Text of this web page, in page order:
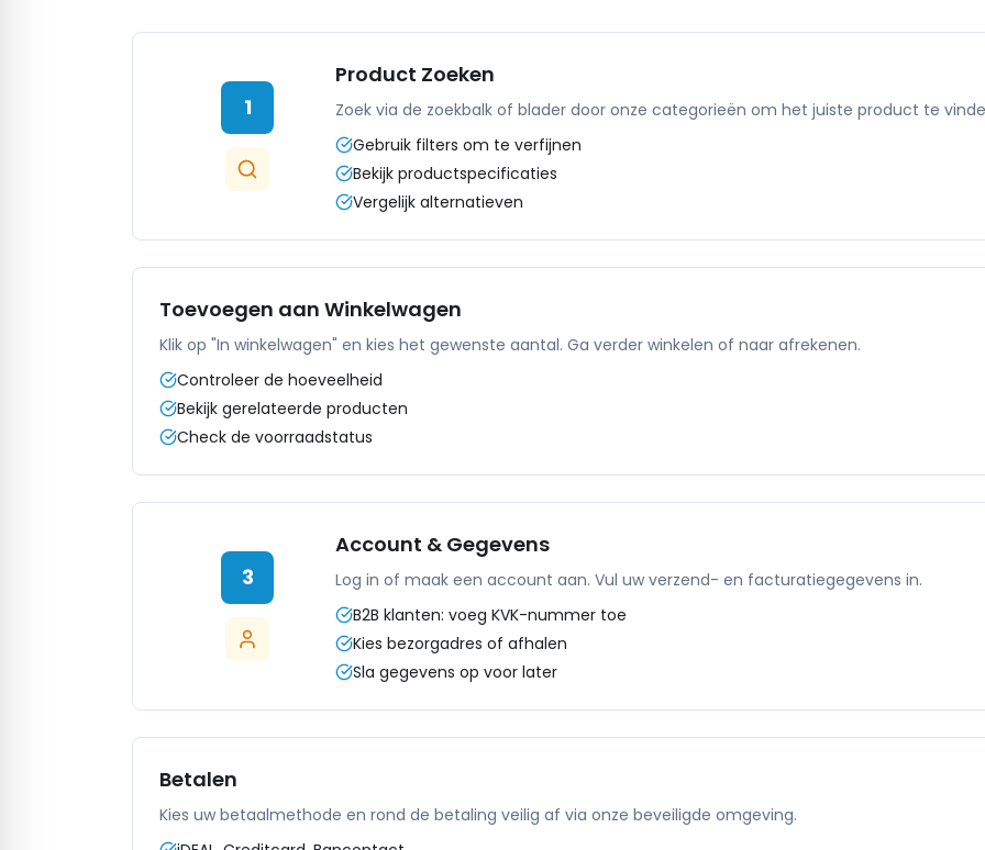
1
Product Zoeken
Zoek via de zoekbalk of blader door onze categorieën om het juiste product te
Gebruik filters om te verfijnen
Bekijk productspecificaties
Vergelijk alternatieven
Toevoegen aan Winkelwagen
Klik op "In winkelwagen" en kies het gewenste aantal. Ga verder winkelen of naar afrekenen.
Controleer de hoeveelheid
Bekijk gerelateerde producten
Check de voorraadstatus
3
Account & Gegevens
Log in of maak een account aan. Vul uw verzend- en facturatiegegevens in.
B2B klanten: voeg KVK-nummer toe
Kies bezorgadres of afhalen
Sla gegevens op voor later
Betalen
Kies uw betaalmethode en rond de betaling veilig af via onze beveiligde omgeving.